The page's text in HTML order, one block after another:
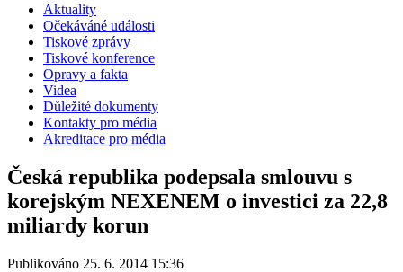
Aktuality
Očekáváné události
Tiskové zprávy
Tiskové konference
Opravy a fakta
Videa
Důležité dokumenty
Kontakty pro média
Akreditace pro média
Česká republika podepsala smlouvu s
korejským NEXENEM o investici za 22,8
miliardy korun
Publikováno 25. 6. 2014 15:36